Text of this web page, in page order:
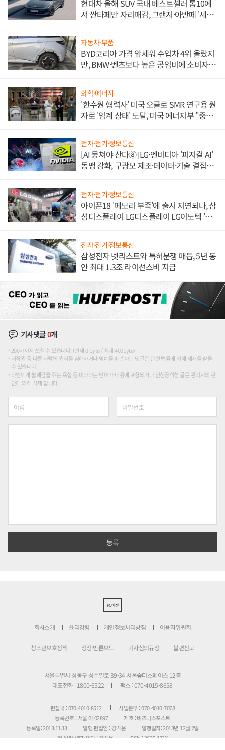
현대차 올해 SUV 국내 베스트셀러 톱10에
서 싼타페만 자리매김, 그랜저·아반떼 '세단
자동차·부품
BYD코리아 가격 앞세워 수입차 4위 올랐지
만, BMW·벤츠보다 높은 공임비에 소비자
화학·에너지
'한수원 협력사' 미국 오클로 SMR 연구용 원
자로 '임계 상태' 도달, 미국 에너지부 "중요
전자·전기·정보통신
[AI 뭉쳐야 산다⑧] LG·엔비디아 '피지컬 AI'
동맹 강화, 구광모 제조·데이터·기술 결집
전자·전기·정보통신
아이폰18 '메모리 부족'에 출시 지연되나, 삼
성디스플레이 LG디스플레이 LG이노텍 '탈
전자·전기·정보통신
삼성전자 넷리스트와 특허분쟁 매듭, 5년 동
안 최대 1.3조 라이선스비 지급
기사댓글0개
200자까지 쓰실 수 있습니다. (현재 0 byte / 최대 400byte)
저작권 등 다른 사람의 권리를 침해하거나 명예를 훼손하는 댓글은 관련 법률에 의해 제재를 받을
수 있습니다.
타인에게 불쾌감을 주는 욕설 등 비하하는 단어가 내용에 포함되거나 인신공격성 글은 관리자의 판
단에 의해 삭제 합니다.
PC버전
회사소개 윤리강령 개인정보처리방침 이용자위원회
청소년보호정책 정정·반론보도 기사심의규정 불편신고
서울특별시 성동구 성수일로 39-34 서울숲더스페이스 12층
대표전화 : 1800-6522
팩스 : 070-4015-8658
편집국 : 070-4010-8512
사업본부 : 070-4010-7078
등록번호 : 서울 아 02897
제호 : 비즈니스포스트
등록일: 2013.11.13
발행·편집인 : 강석운
발행일자: 2013년 12월 2일
청소년보호책임자 : 강석운
ISSN : 2636-171X